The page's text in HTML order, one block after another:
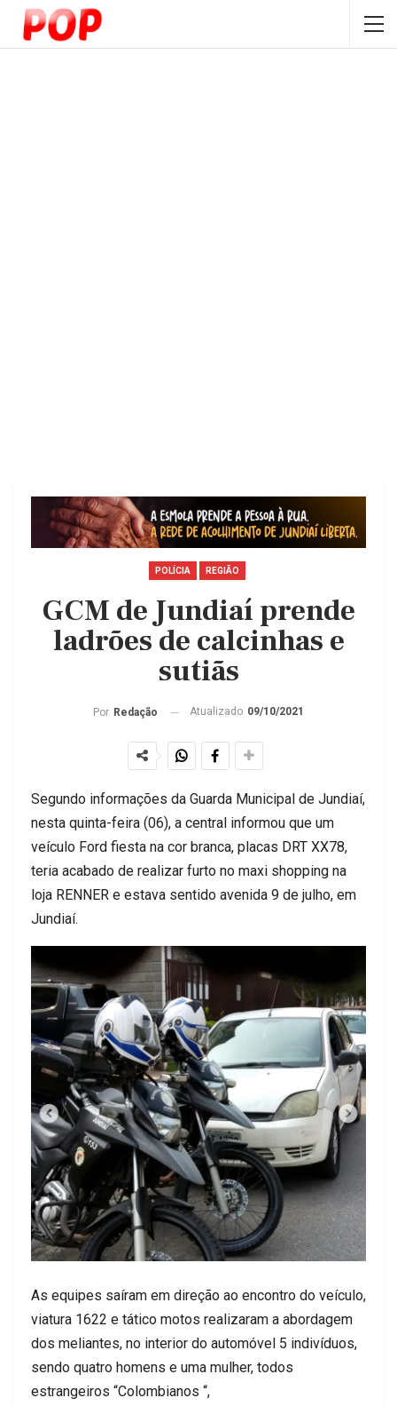
POLÍCIA REGIÃO
GCM de Jundiaí prende
ladrões de calcinhas e
sutiãs
Por Redação Atualizado 09/10/2021
Segundo informações da Guarda Municipal de Jundiaí,
nesta quinta-feira (06), a central informou que um
veículo Ford fiesta na cor branca, placas DRT XX78,
teria acabado de realizar furto no maxi shopping na
loja RENNER e estava sentido avenida 9 de julho, em
Jundiaí.
As equipes saíram em direção ao encontro do veículo,
viatura 1622 e tático motos realizaram a abordagem
dos meliantes, no interior do automóvel 5 indivíduos,
sendo quatro homens e uma mulher, todos
estrangeiros “Colombianos “,